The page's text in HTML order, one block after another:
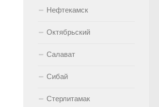
Нефтекамск
Октябрьский
Салават
Сибай
Стерлитамак